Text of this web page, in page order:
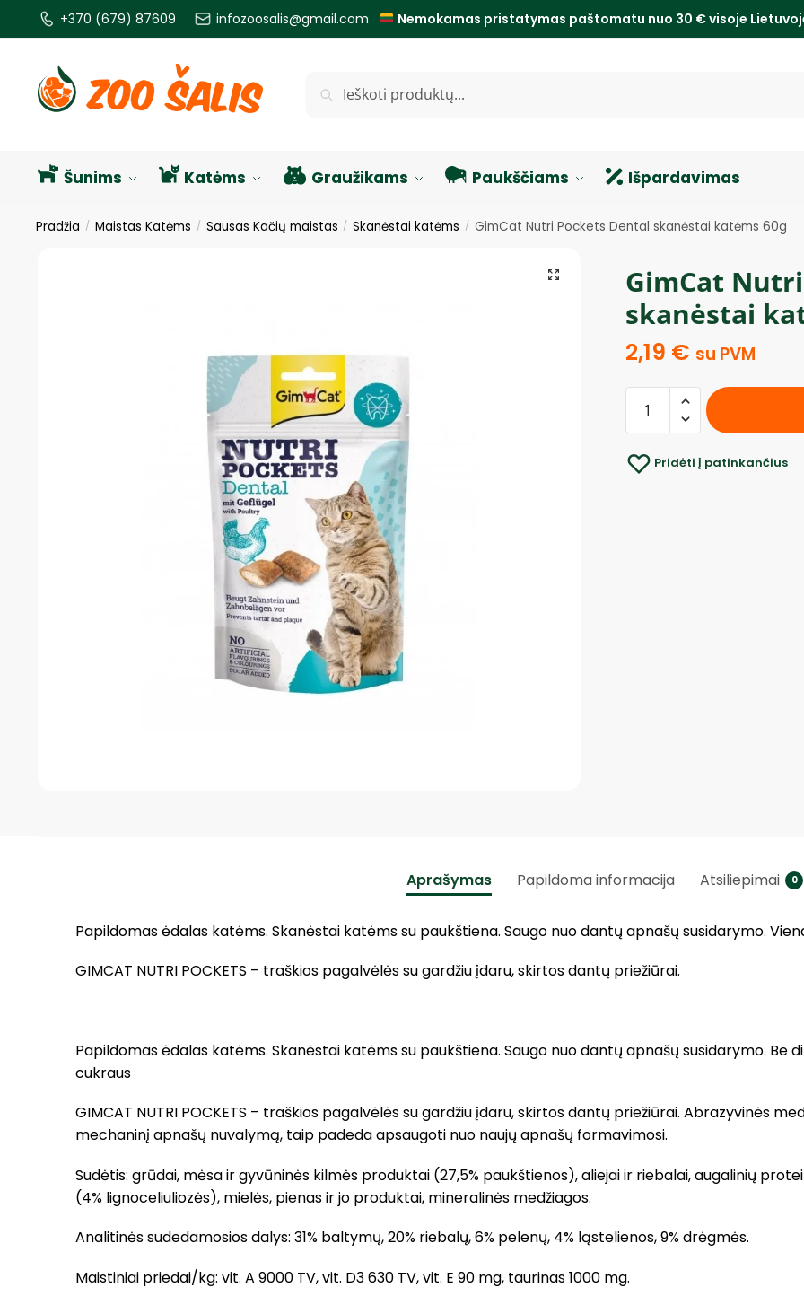
+370 (679) 87609 infozoosalis@gmail.com Nemokamas pristatymas paštomatu nuo 30 € visoje
Šunims Katėms Graužikams Paukščiams Išpardavimas
Pradžia / Maistas Katėms / Sausas Kačių maistas / Skanėstai katėms / GimCat Nutri Pockets Dental skanėstai katėms 60g
GimCat
skanėstai
2,19 € su PVM
Pridėti į patinkančius
Aprašymas Papildoma informacija Atsiliepimai 0
Papildomas ėdalas katėms. Skanėstai katėms su paukštiena. Saugo nuo dantų apnašų susidarymo.
GIMCAT NUTRI POCKETS – traškios pagalvėlės su gardžiu įdaru, skirtos dantų priežiūrai.
Papildomas ėdalas katėms. Skanėstai katėms su paukštiena. Saugo nuo dantų apnašų susidarymo. Be
cukraus
GIMCAT NUTRI POCKETS – traškios pagalvėlės su gardžiu įdaru, skirtos dantų priežiūrai. Abrazyvinės
mechaninį apnašų nuvalymą, taip padeda apsaugoti nuo naujų apnašų formavimosi.
Sudėtis: grūdai, mėsa ir gyvūninės kilmės produktai (27,5% paukštienos), aliejai ir riebalai, augalinių
(4% lignoceliuliozės), mielės, pienas ir jo produktai, mineralinės medžiagos.
Analitinės sudedamosios dalys: 31% baltymų, 20% riebalų, 6% pelenų, 4% ląstelienos, 9% drėgmės.
Maistiniai priedai/kg: vit. A 9000 TV, vit. D3 630 TV, vit. E 90 mg, taurinas 1000 mg.